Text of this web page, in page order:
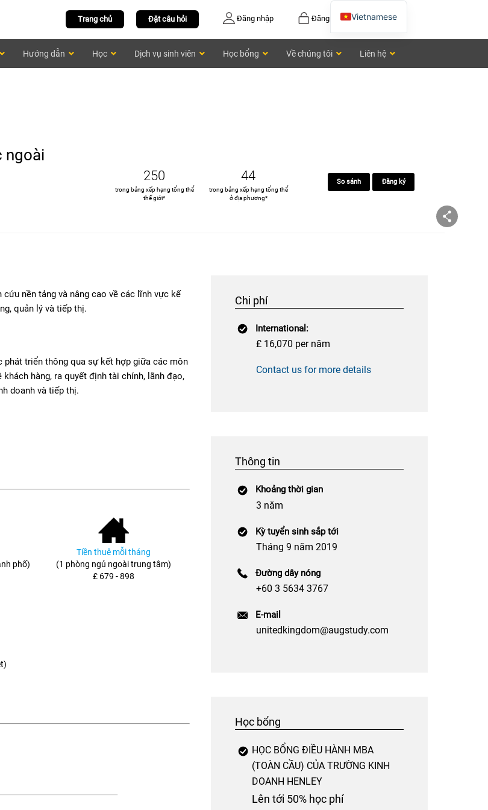
Đăng ký
Đăng nhập
Đặt câu hỏi
Trang chủ
Hướng dẫn Học Dịch vụ sinh viên Học bổng Về chúng tôi Liên hệ
ngoài
250
trong bảng xếp hạng tổng thể
thế giới*
44
trong bảng xếp hạng tổng thể
ở địa phương*
So sánh Đăng ký
nền tảng và nâng cao về các lĩnh vực kế
quản lý và tiếp thị.
triển thông qua sự kết hợp giữa các môn
hàng, ra quyết định tài chính, lãnh đạo,
doanh và tiếp thị.
phố)
Tiền thuê mỗi tháng
(1 phòng ngủ ngoài trung tâm)
£ 679 - 898
Chi phí
International:
£ 16,070 per năm
Contact us for more details
Thông tin
Khoảng thời gian
3 năm
Kỳ tuyển sinh sắp tới
Tháng 9 năm 2019
Đường dây nóng
+60 3 5634 3767
E-mail
unitedkingdom@augstudy.com
Học bổng
HỌC BỔNG ĐIỀU HÀNH MBA
(TOÀN CẦU) CỦA TRƯỜNG KINH
DOANH HENLEY
Lên tới 50% học phí
Vietnamese
Chinese